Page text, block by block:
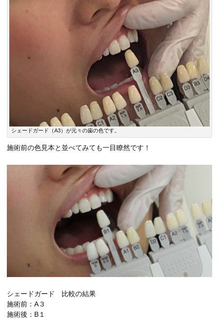
シェードガード（A3）が元々の歯の色です。
施術前の色見本と並べてみても一目瞭然です！
シェードガード 比較の結果
施術前：A３
施術後：B１